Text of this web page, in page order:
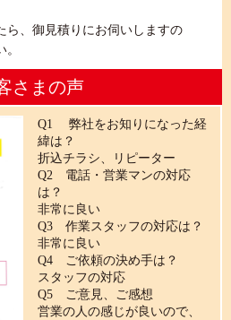
ら、御見積りにお伺いしますの
さまの声
Q1 弊社をお知りになった経
緯は？
折込チラシ、リピーター
Q2 電話・営業マンの対応
は？
非常に良い
Q3 作業スタッフの対応は？
非常に良い
Q4 ご依頼の決め手は？
スタッフの対応
Q5 ご意見、ご感想
営業の人の感じが良いので、